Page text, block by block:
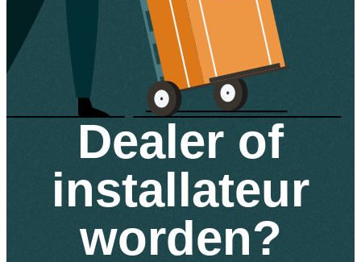
Dealer of
installateur
worden?